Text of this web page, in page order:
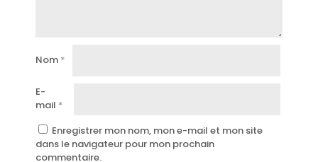
Nom *
E-
mail *
Enregistrer mon nom, mon e-mail et mon site
dans le navigateur pour mon prochain
commentaire.